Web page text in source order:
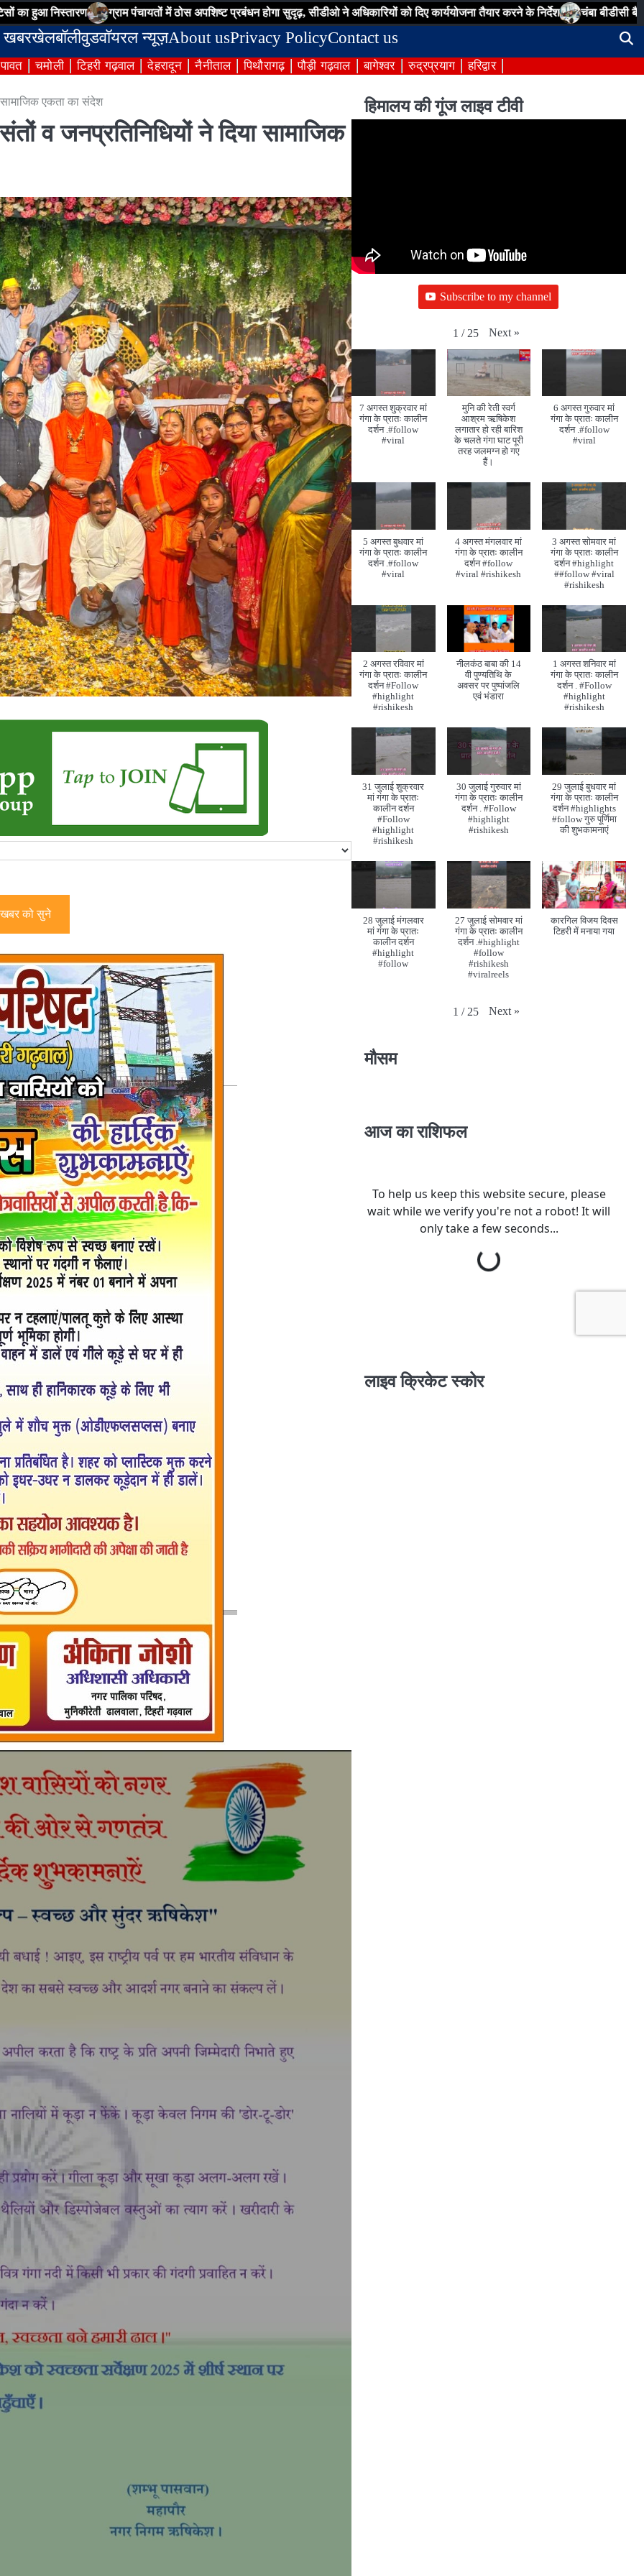
ग्राम पंचायतों में ठोस अपशिष्ट प्रबंधन होगा सुदृढ़, सीडीओ ने अधिकारियों को दिए कार्ययोजना तैयार करने के निर्देश चंबा बीडीसी बैठक: पेयजल,
खबरखेलबॉलीवुडवॉयरल न्यूज़About usPrivacy PolicyContact us
चमोली टिहरी गढ़वाल देहरादून नैनीताल पिथौरागढ़ पौड़ी गढ़वाल बागेश्वर रुद्रप्रयाग हरिद्वार
सामाजिक एकता का संदेश
व जनप्रतिनिधियों ने दिया सामाजिक
को सुने
हिमालय की गूंज लाइव टीवी
Subscribe to my channel
1 / 25 Next »
7 अगस्त शुक्रवार मां
गंगा के प्रातः कालीन
दर्शन .#follow
#viral
मुनि की रेती स्वर्ग
आश्रम ऋषिकेश
लगातार हो रही बारिश
के चलते गंगा घाट पूरी
तरह जलमग्न हो गए
हैं।
6 अगस्त गुरुवार मां
गंगा के प्रातः कालीन
दर्शन .#follow
#viral
5 अगस्त बुधवार मां
गंगा के प्रातः कालीन
दर्शन .#follow
#viral
4 अगस्त मंगलवार मां
गंगा के प्रातः कालीन
दर्शन #follow
#viral #rishikesh
3 अगस्त सोमवार मां
गंगा के प्रातः कालीन
दर्शन #highlight
##follow #viral
#rishikesh
2 अगस्त रविवार मां
गंगा के प्रातः कालीन
दर्शन #Follow
#highlight
#rishikesh
नीलकंठ बाबा की 14
वी पुण्यतिथि के
अवसर पर पुष्पांजलि
एवं भंडारा
1 अगस्त शनिवार मां
गंगा के प्रातः कालीन
दर्शन . #Follow
#highlight
#rishikesh
31 जुलाई शुक्रवार
मां गंगा के प्रातः
कालीन दर्शन
#Follow
#highlight
#rishikesh
30 जुलाई गुरुवार मां
गंगा के प्रातः कालीन
दर्शन . #Follow
#highlight
#rishikesh
29 जुलाई बुधवार मां
गंगा के प्रातः कालीन
दर्शन #highlights
#follow गुरु पूर्णिमा
की शुभकामनाएं
28 जुलाई मंगलवार
मां गंगा के प्रातः
कालीन दर्शन
#highlight
#follow
27 जुलाई सोमवार मां
गंगा के प्रातः कालीन
दर्शन .#highlight
#follow
#rishikesh
#viralreels
कारगिल विजय दिवस
टिहरी में मनाया गया
1 / 25 Next »
मौसम
आज का राशिफल
लाइव क्रिकेट स्कोर